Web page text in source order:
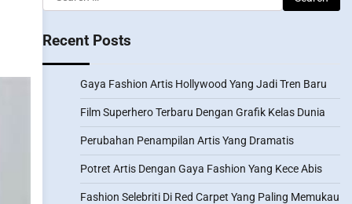
for:
Recent Posts
Gaya Fashion Artis Hollywood Yang Jadi Tren Baru
Film Superhero Terbaru Dengan Grafik Kelas Dunia
Perubahan Penampilan Artis Yang Dramatis
Potret Artis Dengan Gaya Fashion Yang Kece Abis
Fashion Selebriti Di Red Carpet Yang Paling Memukau